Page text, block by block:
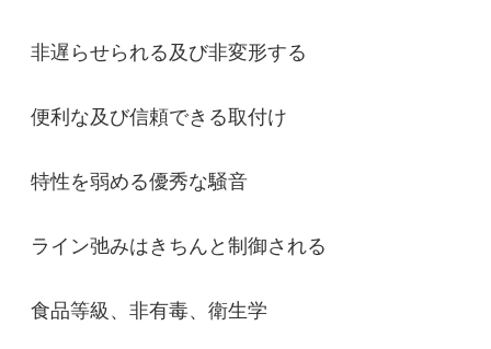
非遅らせられる及び非変形する
便利な及び信頼できる取付け
特性を弱める優秀な騒音
ライン弛みはきちんと制御される
食品等級、非有毒、衛生学